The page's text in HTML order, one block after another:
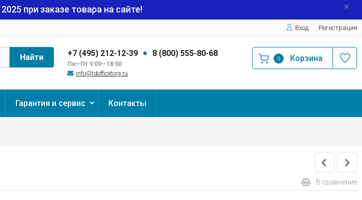
2025 при заказе товара на сайте!
Вход Регистрация
+7 (495) 212-12-39 8 (800) 555-80-68
Пн—Пт 9:00—18:00
info@tdofficetorg.ru
Найти 0 Корзина
Гарантия и сервис Контакты
В сравнение